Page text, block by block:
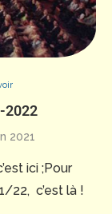
2021
ici ;Pour
22, c’est là !